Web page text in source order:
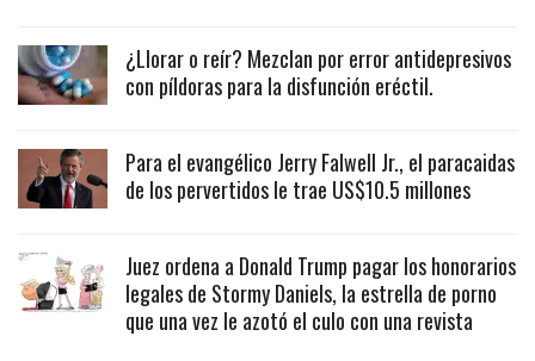
¿Llorar o reír? Mezclan por error antidepresivos
con píldoras para la disfunción eréctil.
Para el evangélico Jerry Falwell Jr., el paracaidas
de los pervertidos le trae US$10.5 millones
Juez ordena a Donald Trump pagar los honorarios
legales de Stormy Daniels, la estrella de porno
que una vez le azotó el culo con una revista